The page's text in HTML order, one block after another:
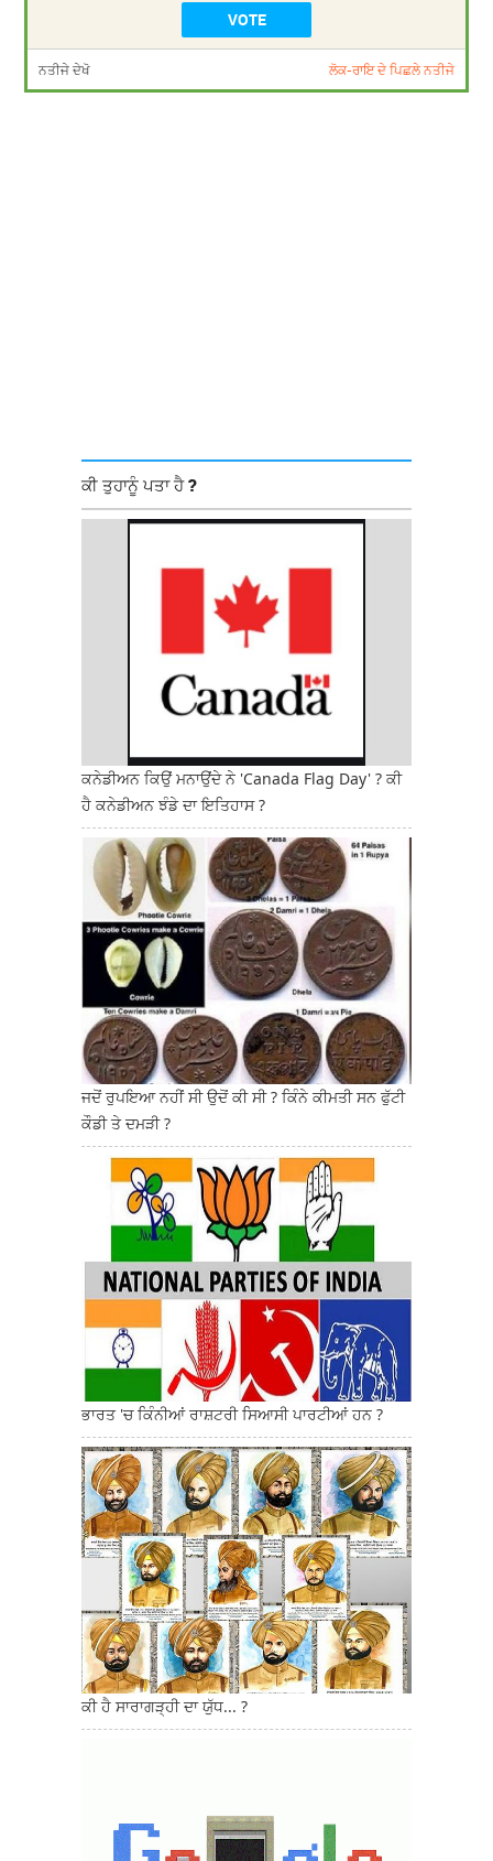
ਨਤੀਜੇ ਦੇਖੋ ਲੋਕ-ਰਾਇ ਦੇ ਪਿਛਲੇ ਨਤੀਜੇ
ਕੀ ਤੁਹਾਨੂੰ ਪਤਾ ਹੈ ?
ਕਨੇਡੀਅਨ ਕਿਉਂ ਮਨਾਉਂਦੇ ਨੇ 'Canada Flag Day' ? ਕੀ
ਹੈ ਕਨੇਡੀਅਨ ਝੰਡੇ ਦਾ ਇਤਿਹਾਸ ?
ਜਦੋਂ ਰੁਪਇਆ ਨਹੀਂ ਸੀ ਉਦੋਂ ਕੀ ਸੀ ? ਕਿੰਨੇ ਕੀਮਤੀ ਸਨ ਫੁੱਟੀ
ਕੌਡੀ ਤੇ ਦਮੜੀ ?
ਭਾਰਤ 'ਚ ਕਿੰਨੀਆਂ ਰਾਸ਼ਟਰੀ ਸਿਆਸੀ ਪਾਰਟੀਆਂ ਹਨ ?
ਕੀ ਹੈ ਸਾਰਾਗੜ੍ਹੀ ਦਾ ਯੁੱਧ... ?